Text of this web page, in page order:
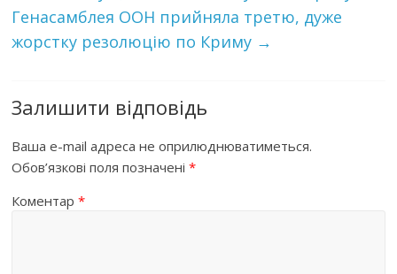
Генасамблея ООН прийняла третю, дуже
жорстку резолюцію по Криму →
Залишити відповідь
Ваша e-mail адреса не оприлюднюватиметься.
Обов’язкові поля позначені*
Коментар*